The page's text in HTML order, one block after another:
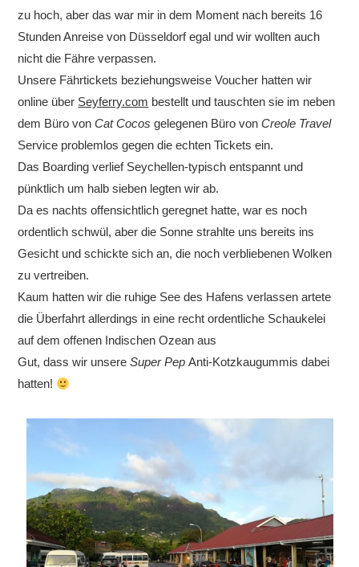
zu hoch, aber das war mir in dem Moment nach bereits 16
Stunden Anreise von Düsseldorf egal und wir wollten auch
nicht die Fähre verpassen.
Unsere Fährtickets beziehungsweise Voucher hatten wir
online über Seyferry.com bestellt und tauschten sie im neben
dem Büro vonCat Cocosgelegenen Büro vonCreole Travel
Service problemlos gegen die echten Tickets ein.
Das Boarding verlief Seychellen-typisch entspannt und
pünktlich um halb sieben legten wir ab.
Da es nachts offensichtlich geregnet hatte, war es noch
ordentlich schwül, aber die Sonne strahlte uns bereits ins
Gesicht und schickte sich an, die noch verbliebenen Wolken
zu vertreiben.
Kaum hatten wir die ruhige See des Hafens verlassen artete
die Überfahrt allerdings in eine recht ordentliche Schaukelei
auf dem offenen Indischen Ozean aus
Gut, dass wir unsereSuper Pep Anti-Kotzkaugummis dabei
hatten!